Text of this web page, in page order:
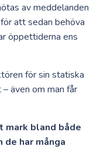
av meddelanden
att sedan behöva
öppettiderna ens
för sin statiska
även om man får
mark bland både
har många